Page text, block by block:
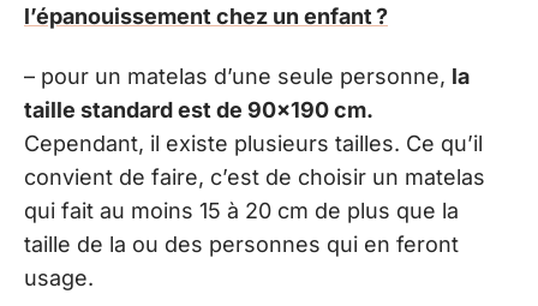
l’épanouissement chez un enfant ?
– pour un matelas d’une seule personne, la
taille standard est de 90×190 cm.
Cependant, il existe plusieurs tailles. Ce qu’il
convient de faire, c’est de choisir un matelas
qui fait au moins 15 à 20 cm de plus que la
taille de la ou des personnes qui en feront
usage.